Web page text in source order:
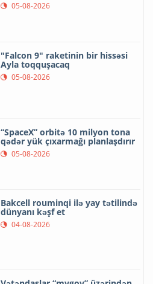
05-08-2026
"Falcon 9" raketinin bir hissəsi
Ayla toqquşacaq
05-08-2026
“SpaceX” orbitə 10 milyon tona
qədər yük çıxarmağı planlaşdırır
05-08-2026
Bakcell rouminqi ilə yay tətilində
dünyanı kəşf et
04-08-2026